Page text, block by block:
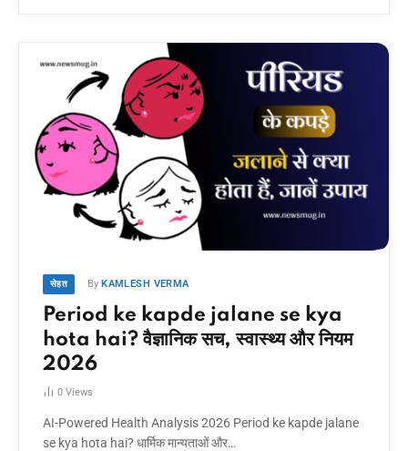
सेहत By KAMLESH VERMA
Period ke kapde jalane se kya
hota hai? वैज्ञानिक सच, स्वास्थ्य और नियम
2026
0 Views
AI-Powered Health Analysis 2026 Period ke kapde jalane
se kya hota hai? धार्मिक मान्यताओं और…